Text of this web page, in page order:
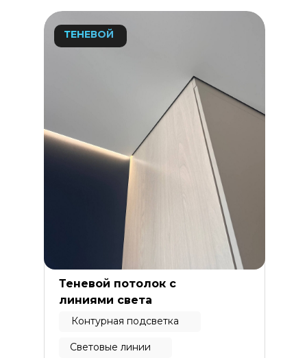
Теневой потолок с
линиями света
ТЕНЕВОЙ
Контурная подсветка
Световые линии